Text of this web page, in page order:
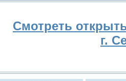
Смотреть
г.